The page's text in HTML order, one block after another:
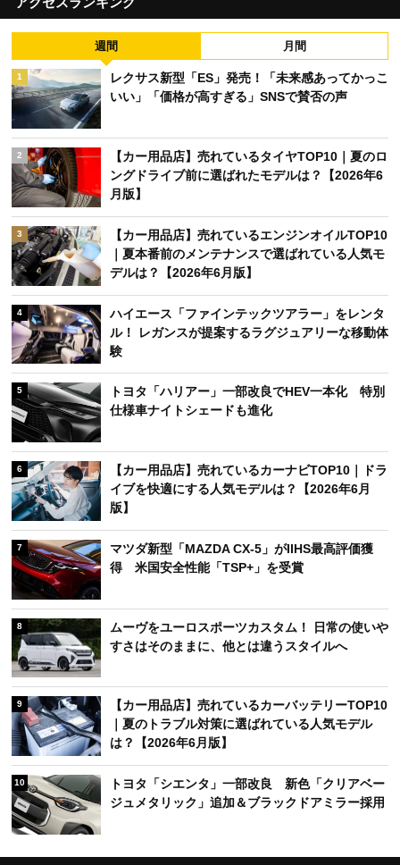
週間 月間
1
レクサス新型「ES」発売！「未来感あってかっこ
いい」「価格が高すぎる」SNSで賛否の声
2
【カー用品店】売れているタイヤTOP10｜夏のロ
ングドライブ前に選ばれたモデルは？【2026年6
月版】
3
【カー用品店】売れているエンジンオイルTOP10
｜夏本番前のメンテナンスで選ばれている人気モ
デルは？【2026年6月版】
4
ハイエース「ファインテックツアラー」をレンタ
ル！ レガンスが提案するラグジュアリーな移動体
験
5
トヨタ「ハリアー」一部改良でHEV一本化 特別
仕様車ナイトシェードも進化
6
【カー用品店】売れているカーナビTOP10｜ドラ
イブを快適にする人気モデルは？【2026年6月
版】
7
マツダ新型「MAZDA CX-5」がIIHS最高評価獲
得 米国安全性能「TSP+」を受賞
8
ムーヴをユーロスポーツカスタム！ 日常の使いや
すさはそのままに、他とは違うスタイルへ
9
【カー用品店】売れているカーバッテリーTOP10
｜夏のトラブル対策に選ばれている人気モデル
は？【2026年6月版】
10
トヨタ「シエンタ」一部改良 新色「クリアベー
ジュメタリック」追加＆ブラックドアミラー採用